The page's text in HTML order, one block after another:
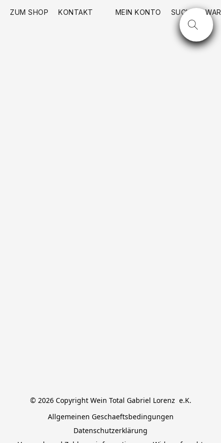
ZUM SHOP KONTAKT MEIN KONTO SUCHE
© 2026 Copyright Wein Total Gabriel Lorenz  e.K.
Allgemeinen Geschaeftsbedingungen
Datenschutzerklärung